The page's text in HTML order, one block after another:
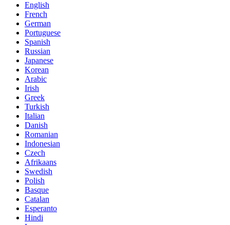
English
French
German
Portuguese
Spanish
Russian
Japanese
Korean
Arabic
Irish
Greek
Turkish
Italian
Danish
Romanian
Indonesian
Czech
Afrikaans
Swedish
Polish
Basque
Catalan
Esperanto
Hindi